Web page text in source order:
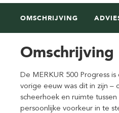
OMSCHRIJVING
Omschrijving
De MERKUR 500 Progress
vorige eeuw was dit in zijn –
scheerhoek en ruimte
persoonlijke voorkeur in te